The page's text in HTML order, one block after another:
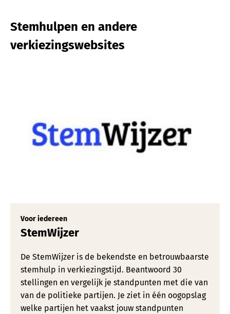
Stemhulpen en andere
verkiezingswebsites
Voor iedereen
StemWijzer
De StemWijzer is de bekendste en betrouwbaarste
stemhulp in verkiezingstijd. Beantwoord 30
stellingen en vergelijk je standpunten met die van
van de politieke partijen. Je ziet in één oogopslag
welke partijen het vaakst jouw standpunten